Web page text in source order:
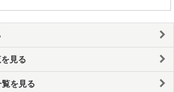
見る
を見る